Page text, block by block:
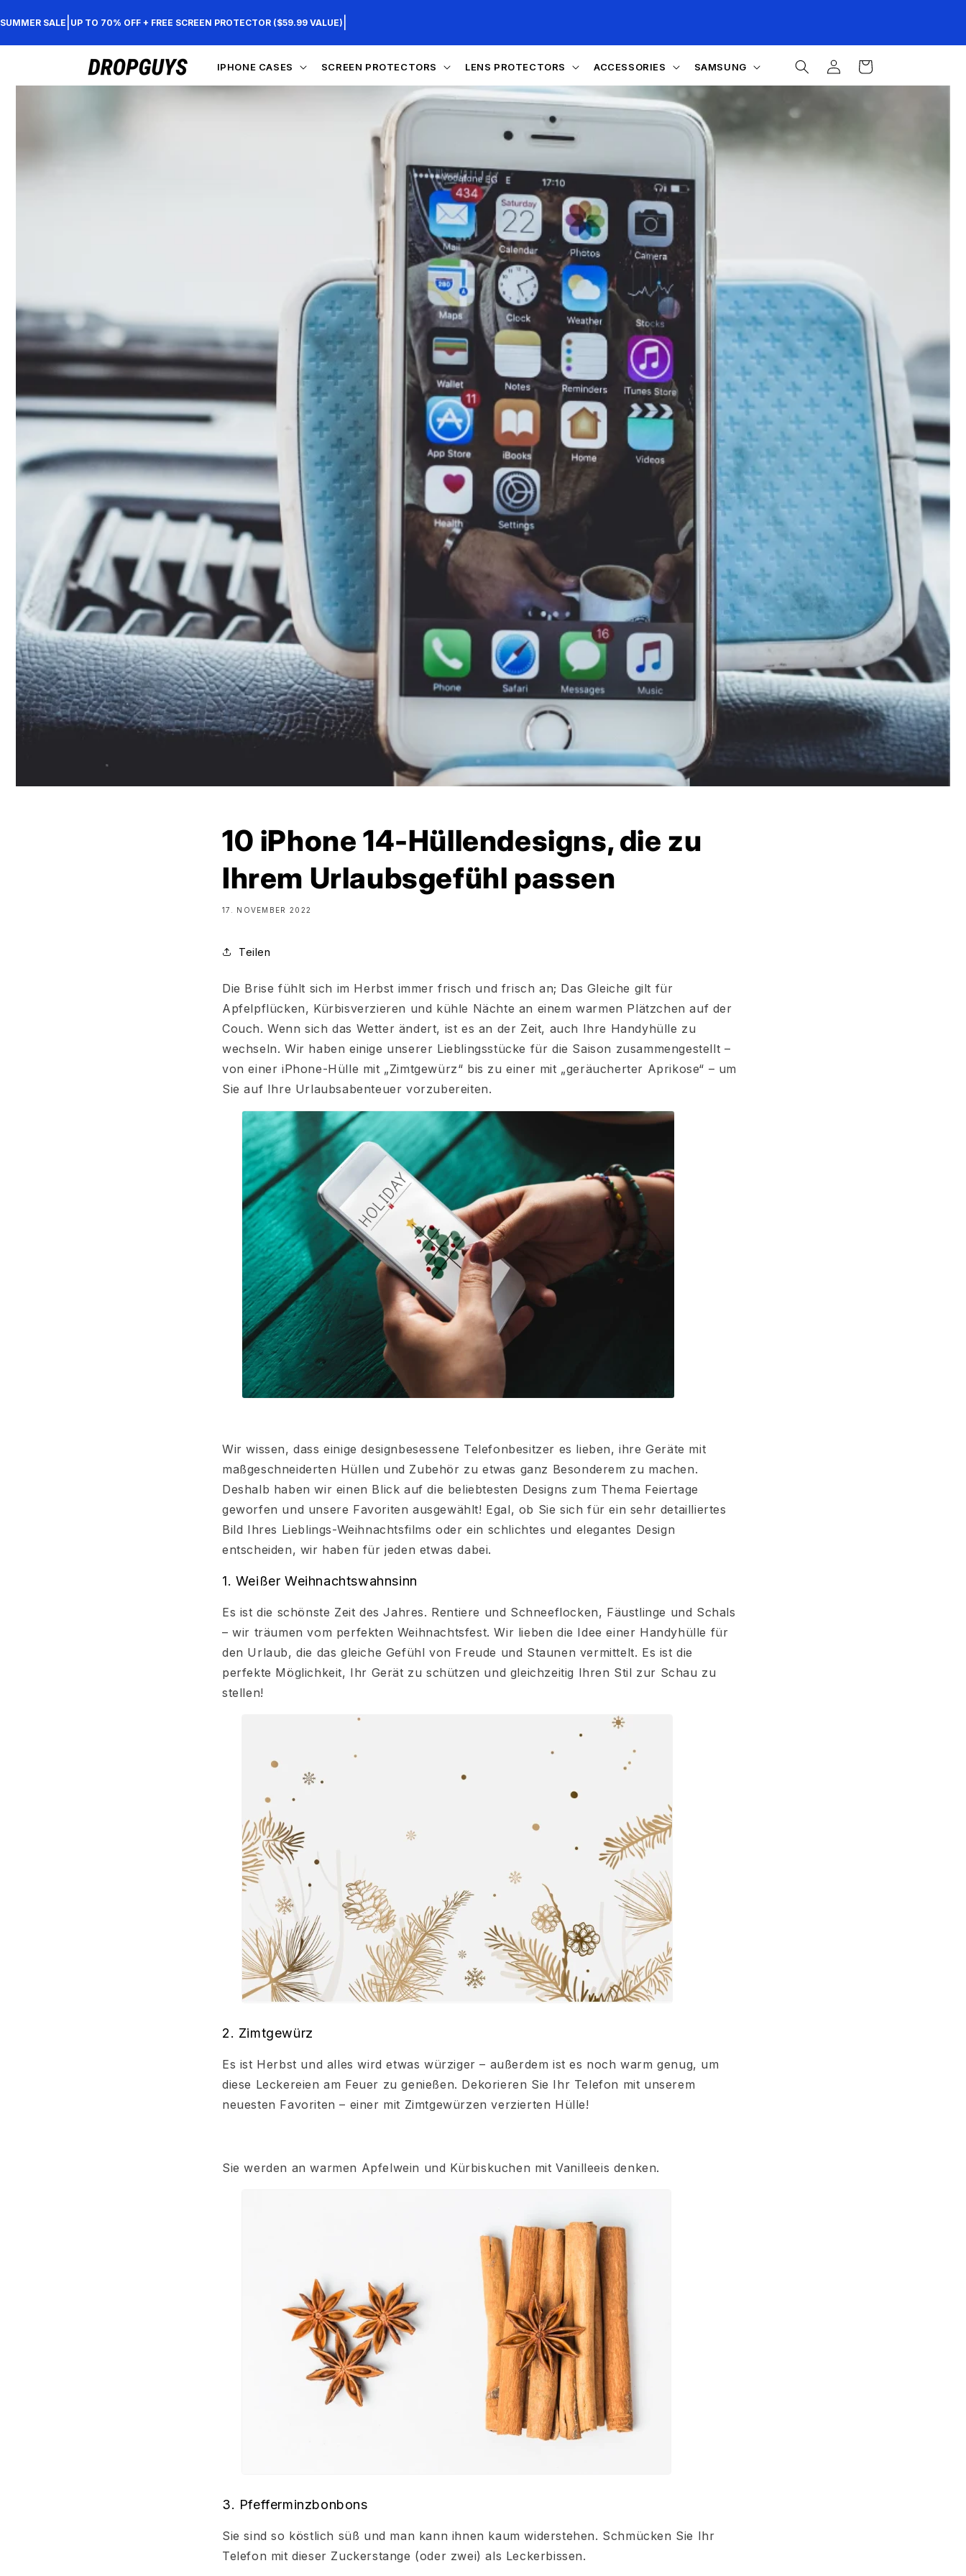
zum
SUMMER SALE UP TO 70% OFF + FREE SCREEN PROTECTOR ($59.99 VALUE)
IPHONE CASES SCREEN PROTECTORS LENS PROTECTORS ACCESSORIES SAMSUNG EinloggenWarenkorb
10 iPhone 14-Hüllendesigns, die zu
Ihrem Urlaubsgefühl passen
17. NOVEMBER 2022
Teilen
Die Brise fühlt sich im Herbst immer frisch und frisch an; Das Gleiche gilt für
Apfelpflücken, Kürbisverzieren und kühle Nächte an einem warmen Plätzchen auf der
Couch. Wenn sich das Wetter ändert, ist es an der Zeit, auch Ihre Handyhülle zu
wechseln. Wir haben einige unserer Lieblingsstücke für die Saison zusammengestellt –
von einer iPhone-Hülle mit „Zimtgewürz“ bis zu einer mit „geräucherter Aprikose“ – um
Sie auf Ihre Urlaubsabenteuer vorzubereiten.
Wir wissen, dass einige designbesessene Telefonbesitzer es lieben, ihre Geräte mit
maßgeschneiderten Hüllen und Zubehör zu etwas ganz Besonderem zu machen.
Deshalb haben wir einen Blick auf die beliebtesten Designs zum Thema Feiertage
geworfen und unsere Favoriten ausgewählt! Egal, ob Sie sich für ein sehr detailliertes
Bild Ihres Lieblings-Weihnachtsfilms oder ein schlichtes und elegantes Design
entscheiden, wir haben für jeden etwas dabei.
1. Weißer Weihnachtswahnsinn
Es ist die schönste Zeit des Jahres. Rentiere und Schneeflocken, Fäustlinge und Schals
– wir träumen vom perfekten Weihnachtsfest. Wir lieben die Idee einer Handyhülle für
den Urlaub, die das gleiche Gefühl von Freude und Staunen vermittelt. Es ist die
perfekte Möglichkeit, Ihr Gerät zu schützen und gleichzeitig Ihren Stil zur Schau zu
stellen!
2. Zimtgewürz
Es ist Herbst und alles wird etwas würziger – außerdem ist es noch warm genug, um
diese Leckereien am Feuer zu genießen. Dekorieren Sie Ihr Telefon mit unserem
neuesten Favoriten – einer mit Zimtgewürzen verzierten Hülle!
Sie werden an warmen Apfelwein und Kürbiskuchen mit Vanilleeis denken.
3. Pfefferminzbonbons
Sie sind so köstlich süß und man kann ihnen kaum widerstehen. Schmücken Sie Ihr
Telefon mit dieser Zuckerstange (oder zwei) als Leckerbissen.